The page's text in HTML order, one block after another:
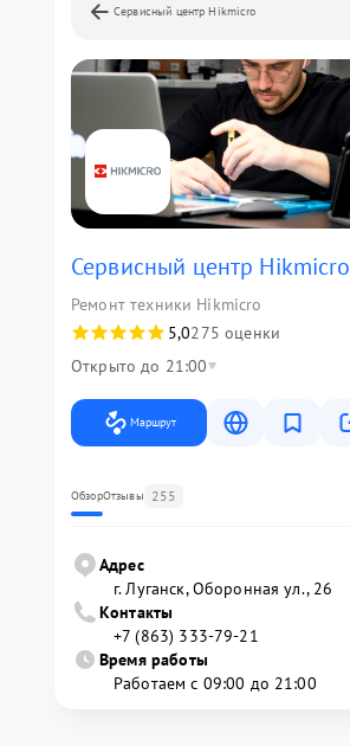
Сервисный центр Hikmicro
Сервисный центр Hikmicro
Ремонт техники Hikmicro
5,0275 оценки
Открыто до 21:00
Маршрут
ОбзорОтзывы 255
Адрес
г. Луганск, Оборонная ул., 26
Контакты
+7 (863) 333-79-21
Время работы
Работаем с 09:00 до 21:00